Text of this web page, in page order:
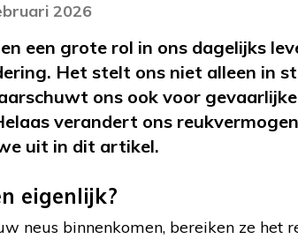
2026
een grote rol in ons dagelijks
Het stelt ons niet alleen in
ons ook voor
verandert ons
uit in dit artikel.
eigenlijk?
neus binnenkomen, bereiken ze het